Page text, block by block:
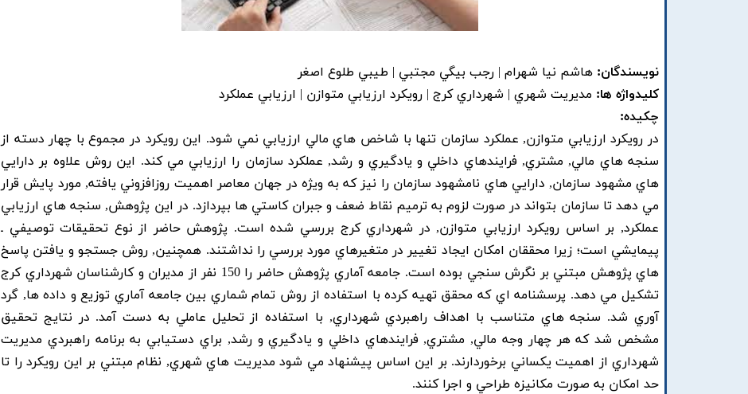
نویسندگان: هاشم نيا شهرام | رجب بيگي مجتبي | طيبي طلوع اصغر
کلیدواژه ها: مديريت شهري | شهرداري کرج | رويکرد ارزيابي متوازن | ارزيابي عملکرد
چکیده:
در رويکرد ارزيابي متوازن, عملکرد سازمان تنها با شاخص هاي مالي ارزيابي نمي شود. اين رويکرد در مجموع با چهار دسته از
سنجه هاي مالي, مشتري, فرايندهاي داخلي و يادگيري و رشد, عملکرد سازمان را ارزيابي مي کند. اين روش علاوه بر دارايي
هاي مشهود سازمان, دارايي هاي نامشهود سازمان را نيز که به ويژه در جهان معاصر اهميت روزافزوني يافته, مورد پايش قرار
مي دهد تا سازمان بتواند در صورت لزوم به ترميم نقاط ضعف و جبران کاستي ها بپردازد. در اين پژوهش, سنجه هاي ارزيابي
عملکرد, بر اساس رويکرد ارزيابي متوازن, در شهرداري کرج بررسي شده است. پژوهش حاضر از نوع تحقيقات توصيفي ـ
پيمايشي است؛ زيرا محققان امکان ايجاد تغيير در متغيرهاي مورد بررسي را نداشتند. همچنين, روش جستجو و يافتن پاسخ
هاي پژوهش مبتني بر نگرش سنجي بوده است. جامعه آماري پژوهش حاضر را 150 نفر از مديران و کارشناسان شهرداري کرج
تشکيل مي دهد. پرسشنامه اي که محقق تهيه کرده با استفاده از روش تمام شماري بين جامعه آماري توزيع و داده ها, گرد
آوري شد. سنجه هاي متناسب با اهداف راهبردي شهرداري, با استفاده از تحليل عاملي به دست آمد. در نتايج تحقيق
مشخص شد که هر چهار وجه مالي, مشتري, فرايندهاي داخلي و يادگيري و رشد, براي دستيابي به برنامه راهبردي مديريت
شهرداري از اهميت يکساني برخوردارند. بر اين اساس پيشنهاد مي شود مديريت هاي شهري, نظام مبتني بر اين رويکرد را تا
حد امکان به صورت مکانيزه طراحي و اجرا کنند.